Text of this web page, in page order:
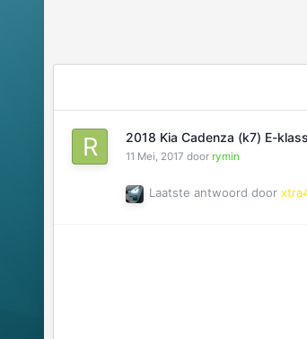
2018 Kia Cadenza (k7) E-
11 Mei, 2017 door rymin
Laatste antwoord door